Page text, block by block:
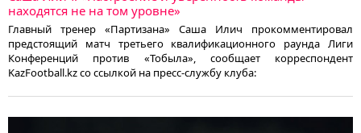
находятся не на том уровне»
Главный тренер «Партизана» Саша Илич прокомментировал
предстоящий матч третьего квалификационного раунда Лиги
Конференций против «Тобыла», сообщает корреспондент
KazFootball.kz со ссылкой на пресс-службу клуба: